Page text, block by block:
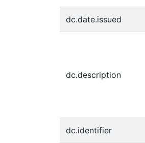
dc.date.issued
dc.description
dc.identifier